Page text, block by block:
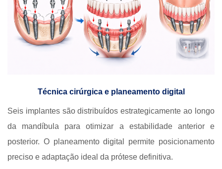
Técnica cirúrgica e planeamento digital
Seis implantes são distribuídos estrategicamente ao longo
da mandíbula para otimizar a estabilidade anterior e
posterior. O planeamento digital permite posicionamento
preciso e adaptação ideal da prótese definitiva.